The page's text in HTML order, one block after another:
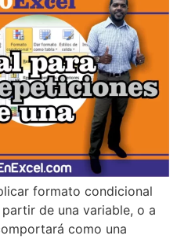
formato condicional
de una variable, o a
como una